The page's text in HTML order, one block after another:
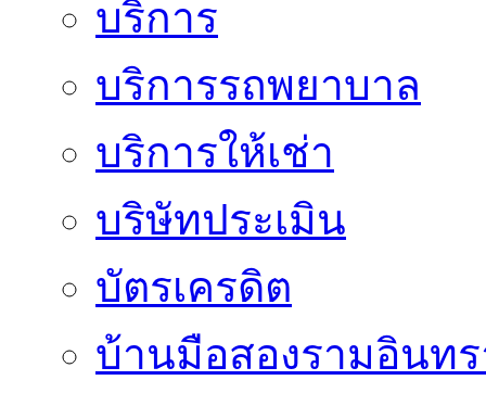
บริการ
บริการรถพยาบาล
บริการให้เช่า
บริษัทประเมิน
บัตรเครดิต
บ้านมือสองรามอินท